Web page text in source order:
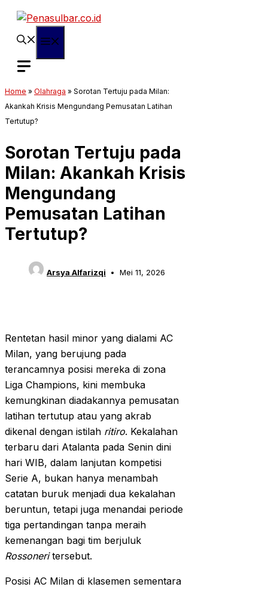
Langsung
Home » Olahraga » Sorotan Tertuju pada Milan:
Akankah Krisis Mengundang Pemusatan Latihan
Tertutup?
Sorotan Tertuju pada
Milan: Akankah Krisis
Mengundang
Pemusatan Latihan
Tertutup?
Arsya Alfarizqi Mei 11, 2026
Rentetan hasil minor yang dialami AC
Milan, yang berujung pada
terancamnya posisi mereka di zona
Liga Champions, kini membuka
kemungkinan diadakannya pemusatan
latihan tertutup atau yang akrab
dikenal dengan istilah ritiro. Kekalahan
terbaru dari Atalanta pada Senin dini
hari WIB, dalam lanjutan kompetisi
Serie A, bukan hanya menambah
catatan buruk menjadi dua kekalahan
beruntun, tetapi juga menandai periode
tiga pertandingan tanpa meraih
kemenangan bagi tim berjuluk
Rossoneritersebut.
Posisi AC Milan di klasemen sementara